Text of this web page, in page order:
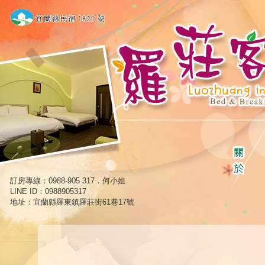
訂房專線：0988-905 317．何小姐
LINE ID：0988905317
地址：宜蘭縣羅東鎮羅莊街61巷17號